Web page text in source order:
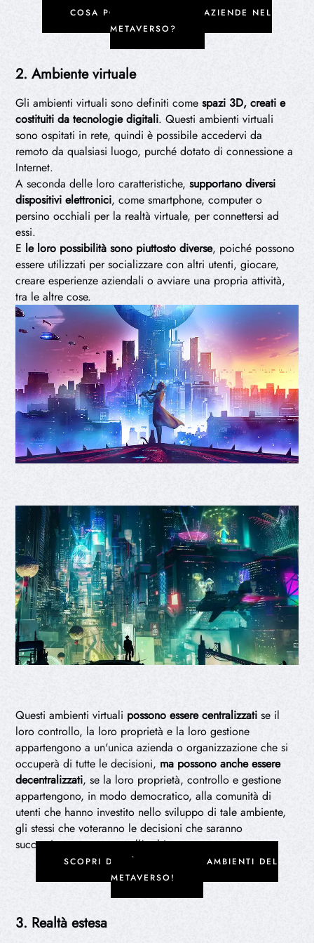
COSA POSSONO FARE LE AZIENDE NEL
METAVERSO?
2. Ambiente virtuale
Gli ambienti virtuali sono definiti comespazi 3D, creati e
costituiti da tecnologie digitali. Questi ambienti virtuali
sono ospitati in rete, quindi è possibile accedervi da
remoto da qualsiasi luogo, purché dotato di connessione a
Internet.
A seconda delle loro caratteristiche,supportano diversi
dispositivi elettronici, come smartphone, computer o
persino occhiali per la realtà virtuale, per connettersi ad
essi.
E le loro possibilità sono piuttosto diverse, poiché possono
essere utilizzati per socializzare con altri utenti, giocare,
creare esperienze aziendali o avviare una propria attività,
tra le altre cose.
Questi ambienti virtuali possono essere centralizzati se il
loro controllo, la loro proprietà e la loro gestione
appartengono a un'unica azienda o organizzazione che si
occuperà di tutte le decisioni, ma possono anche essere
decentralizzati, se la loro proprietà, controllo e gestione
appartengono, in modo democratico, alla comunità di
utenti che hanno investito nello sviluppo di tale ambiente,
gli stessi che voteranno le decisioni che saranno
successivamente prese nell'ambiente.
SCOPRI DI PIÙ SUI DIVERSI AMBIENTI DEL
METAVERSO!
3. Realtà estesa